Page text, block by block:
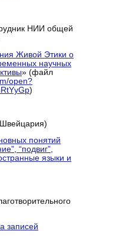
НИИ общей
Живой Этики о
научных
» (файл
open?
)
Швейцария)
понятий
“подвиг”,
языки и
записей